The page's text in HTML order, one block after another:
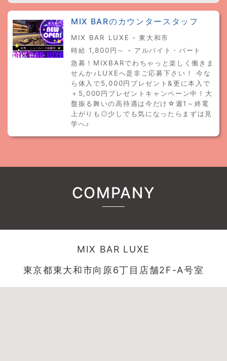
MIX BARのカウンタースタッフ
MIX BAR LUXE - 東大和市
時給 1,800円～ - アルバイト・パート
急募！MIXBARでわちゃっと楽しく働きま
せんか♪LUXEへ是非ご応募下さい！ 今な
ら体入で5,000円プレゼント&更に本入で
＋5,000円プレゼントキャンペーン中！大
盤振る舞いの高待遇は今だけ☆週1～終電
上がりも◎少しでも気になったらまずは見
学へ♪
COMPANY
MIX BAR LUXE
東京都東大和市向原6丁目店舗2F-A号室